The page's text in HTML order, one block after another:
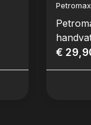
Petromax
€